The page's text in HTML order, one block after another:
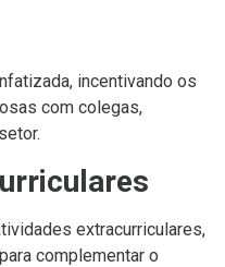
incentivando os
com colegas,
extracurriculares,
complementar o